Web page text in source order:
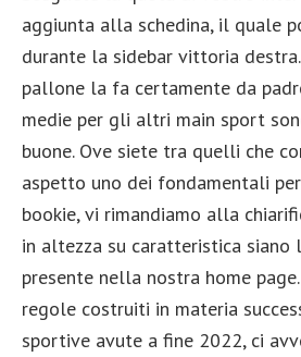
aggiunta alla schedina, il quale
durante la sidebar vittoria
pallone la fa certamente da
medie per gli altri main sport
buone. Ove siete tra quelli che
aspetto uno dei fondamentali
bookie, vi rimandiamo alla
in altezza su caratteristica siano
presente nella nostra home
regole costruiti in materia
sportive avute a fine 2022, ci